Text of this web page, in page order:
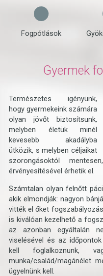
Fogpótlások
Gyermek
Természetes igényünk,
hogy gyermekeink számára
olyan jövőt biztosítsunk,
melyben életük minél
kevesebb akadályba
ütközik, s melyben céljaikat
szorongásoktól
érvényesítésével érhetik el.
Számtalan olyan felnőtt
akik elmondják: nagyon
vitték el őket
is kiválóan kezelhető a
az azonban egyáltalán
viselésével és az
kell foglalkoznunk,
munka/család/magánélet
ügyelnünk kell.